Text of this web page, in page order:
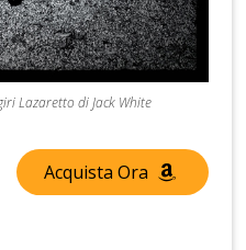
Lazaretto di Jack White
Acquista Ora